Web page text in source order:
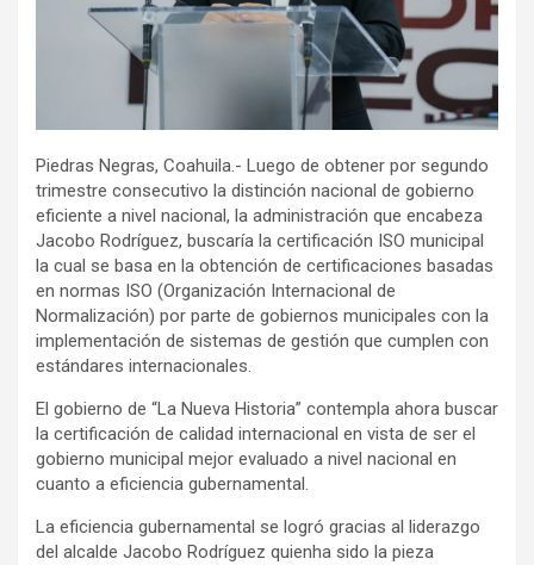
Piedras Negras, Coahuila.- Luego de obtener por segundo
trimestre consecutivo la distinción nacional de gobierno
eficiente a nivel nacional, la administración que encabeza
Jacobo Rodríguez, buscaría la certificación ISO municipal
la cual se basa en la obtención de certificaciones basadas
en normas ISO (Organización Internacional de
Normalización) por parte de gobiernos municipales con la
implementación de sistemas de gestión que cumplen con
estándares internacionales.
El gobierno de “La Nueva Historia” contempla ahora buscar
la certificación de calidad internacional en vista de ser el
gobierno municipal mejor evaluado a nivel nacional en
cuanto a eficiencia gubernamental.
La eficiencia gubernamental se logró gracias al liderazgo
del alcalde Jacobo Rodríguez quienha sido la pieza